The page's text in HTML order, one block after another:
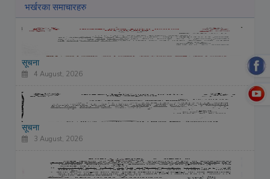
भर्खरका समाचारहरु
सूचना
4 August, 2026
सूचना
3 August, 2026